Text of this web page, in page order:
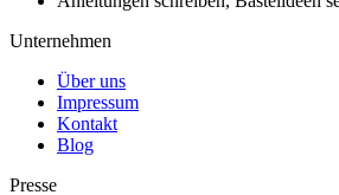
Unternehmen
Über uns
Impressum
Kontakt
Blog
Presse